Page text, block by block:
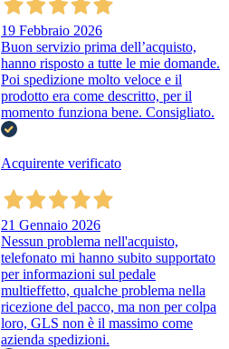
19 Febbraio 2026
Buon servizio prima dell’acquisto,
hanno risposto a tutte le mie domande.
Poi spedizione molto veloce e il
prodotto era come descritto, per il
momento funziona bene. Consigliato.
Acquirente verificato
21 Gennaio 2026
Nessun problema nell'acquisto,
telefonato mi hanno subito supportato
per informazioni sul pedale
multieffetto, qualche problema nella
ricezione del pacco, ma non per colpa
loro, GLS non è il massimo come
azienda spedizioni.